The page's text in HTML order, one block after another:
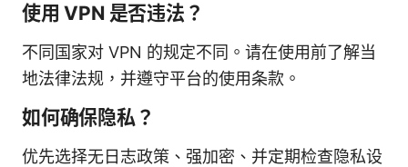
使用 VPN 是否违法？
不同国家对 VPN 的规定不同。请在使用前了解当
地法律法规，并遵守平台的使用条款。
如何确保隐私？
优先选择无日志政策、强加密、并定期检查隐私设